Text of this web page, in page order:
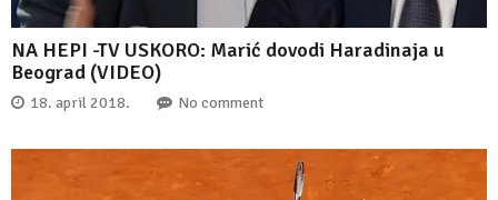
NA HEPI -TV USKORO: Marić dovodi Haradinaja u
Beograd (VIDEO)
18. april 2018. No comment